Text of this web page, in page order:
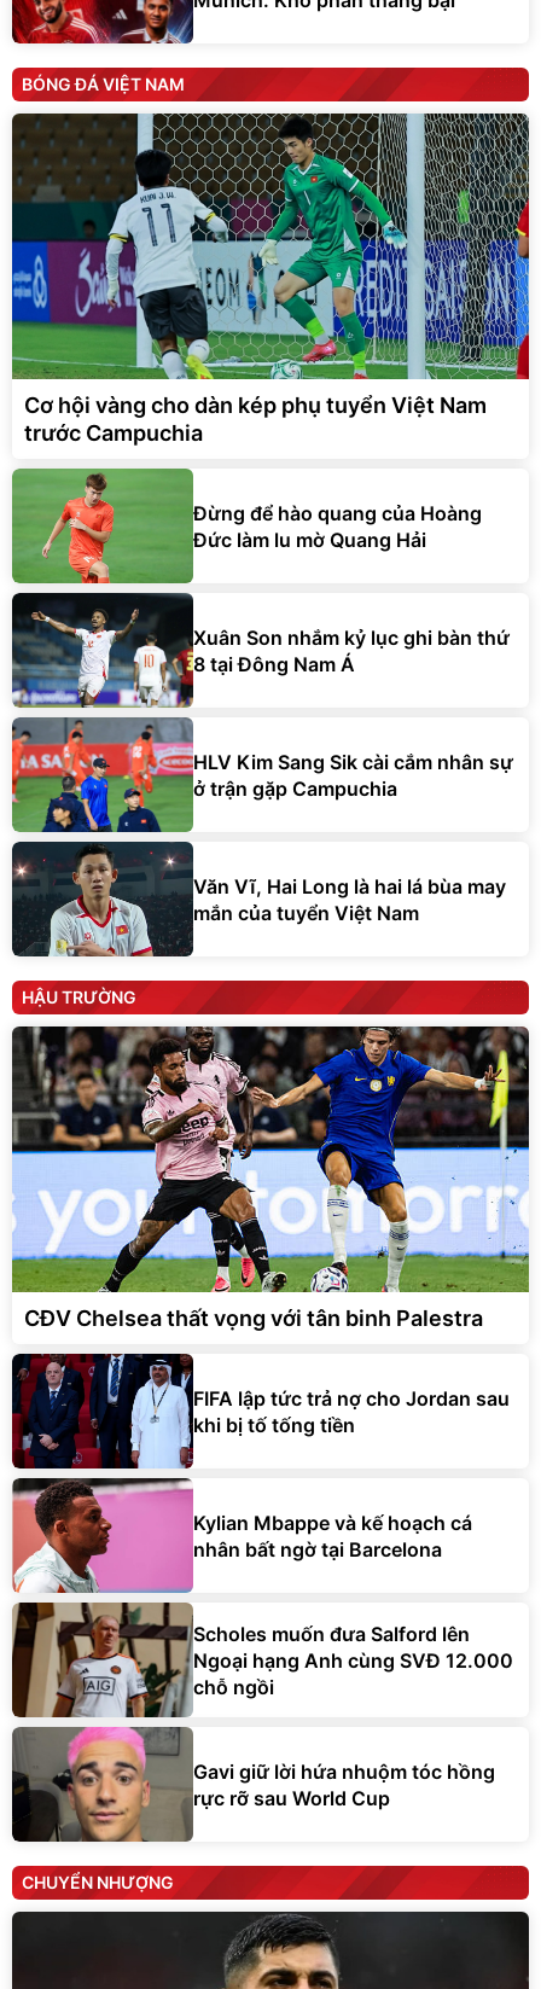
BÓNG ĐÁ VIỆT NAM
Cơ hội vàng cho dàn kép phụ tuyển Việt Nam
trước Campuchia
Đừng để hào quang của Hoàng
Đức làm lu mờ Quang Hải
Xuân Son nhắm kỷ lục ghi bàn thứ
8 tại Đông Nam Á
HLV Kim Sang Sik cài cắm nhân sự
ở trận gặp Campuchia
Văn Vĩ, Hai Long là hai lá bùa may
mắn của tuyển Việt Nam
HẬU TRƯỜNG
CĐV Chelsea thất vọng với tân binh Palestra
FIFA lập tức trả nợ cho Jordan sau
khi bị tố tống tiền
Kylian Mbappe và kế hoạch cá
nhân bất ngờ tại Barcelona
Scholes muốn đưa Salford lên
Ngoại hạng Anh cùng SVĐ 12.000
chỗ ngồi
Gavi giữ lời hứa nhuộm tóc hồng
rực rỡ sau World Cup
CHUYỂN NHƯỢNG